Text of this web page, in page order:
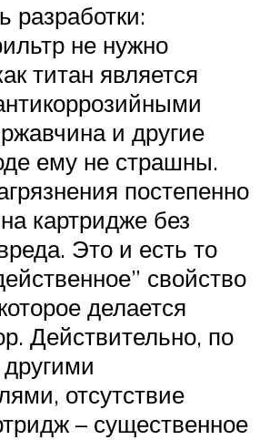
разработки:
не нужно
титан является
и другие
ему не страшны.
постепенно
картридже без
Это и есть то
свойство
делается
Действительно, по
отсутствие
– существенное